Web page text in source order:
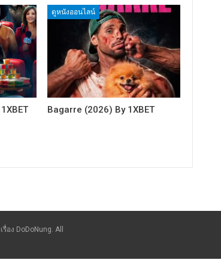
ดูหนังออนไลน์
Bagarre (2026) By 1XBET
ง DoDoNung. All